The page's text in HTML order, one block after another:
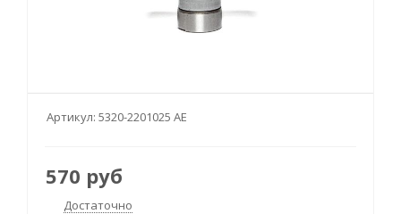
Артикул: 5320-2201025 AE
570 руб
Достаточно